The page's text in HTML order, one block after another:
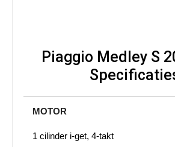
Piaggio Medley S
MOTOR
1 cilinder i-get, 4-takt